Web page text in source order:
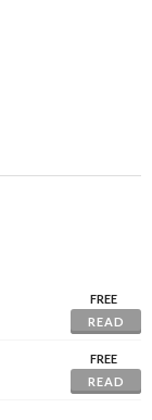
FREE
READ
FREE
READ